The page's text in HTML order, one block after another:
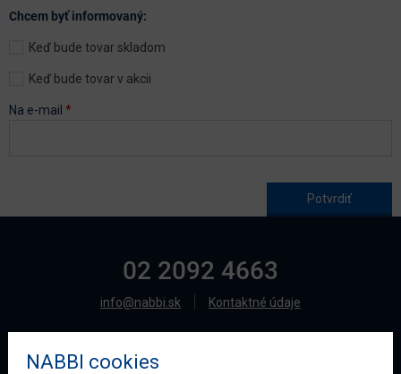
Akcie
Chcem byť informovaný:
Keď bude tovar skladom
Keď bude tovar v akcii
Na e-mail *
02 2092 4663
info@nabbi.sk Kontaktné údaje
NABBI cookies